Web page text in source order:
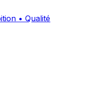
• Qualité